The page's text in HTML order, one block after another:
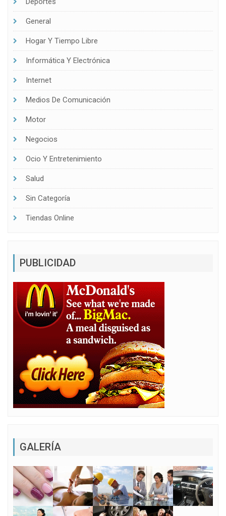
General
Hogar Y Tiempo Libre
Informática Y Electrónica
Internet
Medios De Comunicación
Motor
Negocios
Ocio Y Entretenimiento
Salud
Sin Categoría
Tiendas Online
PUBLICIDAD
GALERÍA